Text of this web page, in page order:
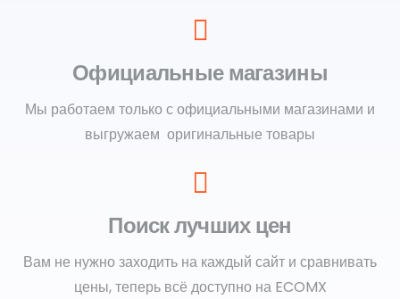
Официальные магазины
Мы работаем только с официальными магазинами и
выгружаем оригинальные товары
Поиск лучших цен
Вам не нужно заходить на каждый сайт и сравнивать
цены, теперь всё доступно на ECOMX